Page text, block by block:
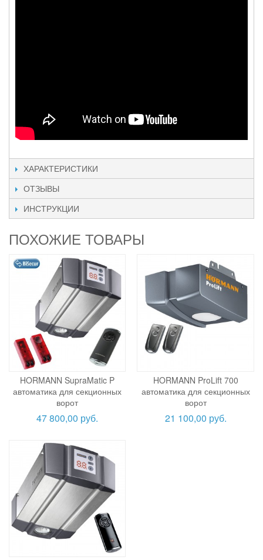
ХАРАКТЕРИСТИКИ
ОТЗЫВЫ
ИНСТРУКЦИИ
ПОХОЖИЕ ТОВАРЫ
HORMANN SupraMatic P
автоматика для секционных
ворот
47 800,00 руб.
HORMANN ProLift 700
автоматика для секционных
ворот
21 100,00 руб.